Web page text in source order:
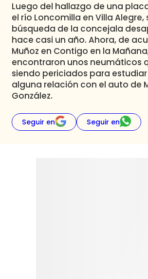
Luego del hallazgo de una
el río Loncomilla en Villa Alegre,
búsqueda de la concejala
hace casi un año. Ahora, de
Muñoz en Contigo en la
encontraron unos neumáticos
siendo periciados para
alguna relación con el auto de
González.
Seguir en Seguir en